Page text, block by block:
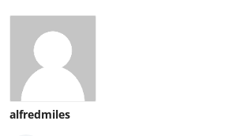
alfredmiles